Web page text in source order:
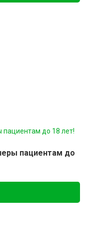
пациентам до